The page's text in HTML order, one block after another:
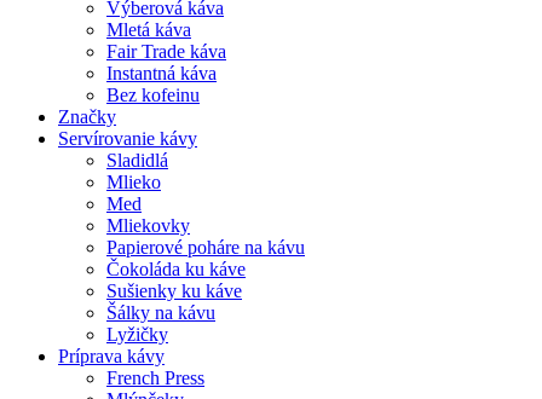
Výberová káva
Mletá káva
Fair Trade káva
Instantná káva
Bez kofeinu
Značky
Servírovanie kávy
Sladidlá
Mlieko
Med
Mliekovky
Papierové poháre na kávu
Čokoláda ku káve
Sušienky ku káve
Šálky na kávu
Lyžičky
Príprava kávy
French Press